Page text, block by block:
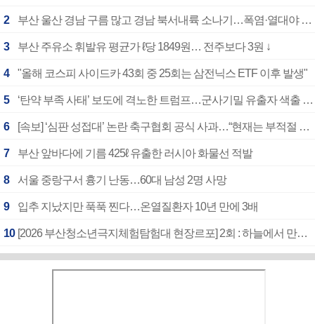
2 부산 울산 경남 구름 많고 경남 북서내륙 소나기…폭염·열대야 계속
3 부산 주유소 휘발유 평균가 ℓ당 1849원… 전주보다 3원 ↓
4 "올해 코스피 사이드카 43회 중 25회는 삼전닉스 ETF 이후 발생"
5 ‘탄약 부족 사태’ 보도에 격노한 트럼프…군사기밀 유출자 색출 지시
6 [속보] ‘심판 성접대’ 논란 축구협회 공식 사과…“현재는 부적절 행위 없어”
7 부산 앞바다에 기름 425ℓ 유출한 러시아 화물선 적발
8 서울 중랑구서 흉기 난동…60대 남성 2명 사망
9 입추 지났지만 푹푹 찐다…온열질환자 10년 만에 3배
10 [2026 부산청소년극지체험탐험대 현장르포] 2회 : 하늘에서 만난 얼음의 나라